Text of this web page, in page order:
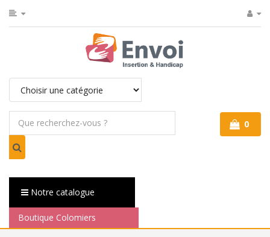
0
Notre catalogue
Boutique Colomiers